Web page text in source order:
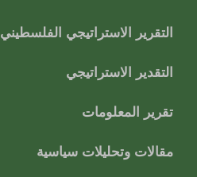
التقرير الاستراتيجي الفلسطيني
التقدير الاستراتيجي
تقرير المعلومات
مقالات وتحليلات سياسية